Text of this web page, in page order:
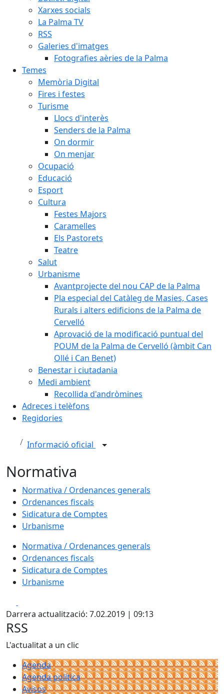
Xarxes socials
La Palma TV
RSS
Galeries d'imatges
Fotografies aèries de la Palma
Temes
Memòria Digital
Fires i festes
Turisme
Llocs d'interès
Senders de la Palma
On dormir
On menjar
Ocupació
Educació
Esport
Cultura
Festes Majors
Caramelles
Els Pastorets
Teatre
Salut
Urbanisme
Avantprojecte del nou CAP de la Palma
Pla especial del Catàleg de Masies, Cases
Rurals i alters edificions de la Palma de
Cervelló
Aprovació de la modificació puntual del
POUM de la Palma de Cervelló (àmbit Can
Ollé i Can Benet)
Benestar i ciutadania
Medi ambient
Recollida d'andròmines
Adreces i telèfons
Regidories
Informació oficial
Normativa
Normativa / Ordenances generals
Ordenances fiscals
Sidicatura de Comptes
Urbanisme
Normativa / Ordenances generals
Ordenances fiscals
Sidicatura de Comptes
Urbanisme
Darrera actualització: 7.02.2019 | 09:13
RSS
L'actualitat a un clic
Agenda
Agenda política
Avisos